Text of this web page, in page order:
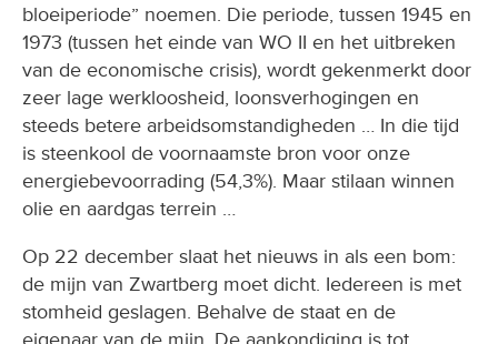
bloeiperiode” noemen. Die periode, tussen 1945 en
1973 (tussen het einde van WO II en het uitbreken
van de economische crisis), wordt gekenmerkt door
zeer lage werkloosheid, loonsverhogingen en
steeds betere arbeidsomstandigheden … In die tijd
is steenkool de voornaamste bron voor onze
energiebevoorrading (54,3%). Maar stilaan winnen
olie en aardgas terrein …
Op 22 december slaat het nieuws in als een bom:
de mijn van Zwartberg moet dicht. Iedereen is met
stomheid geslagen. Behalve de staat en de